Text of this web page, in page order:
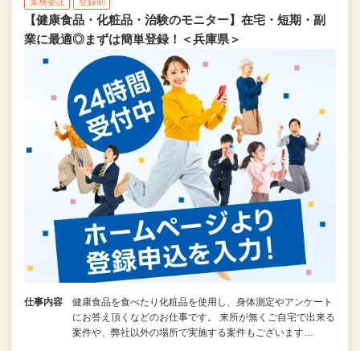
【健康食品・化粧品・治験のモニター】在宅・短期・副
業に最適◎まずは簡単登録！＜兵庫県＞
仕事内容
健康食品を食べたり化粧品を使用し、身体測定やアンケート
にお答え頂くなどのお仕事です。 来所が無くご自宅で出来る
案件や、弊社以外の場所で実施する案件もございます…